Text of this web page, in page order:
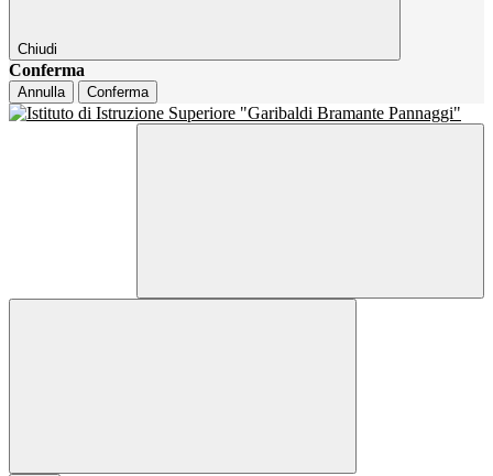
Chiudi
Conferma
Annulla Conferma